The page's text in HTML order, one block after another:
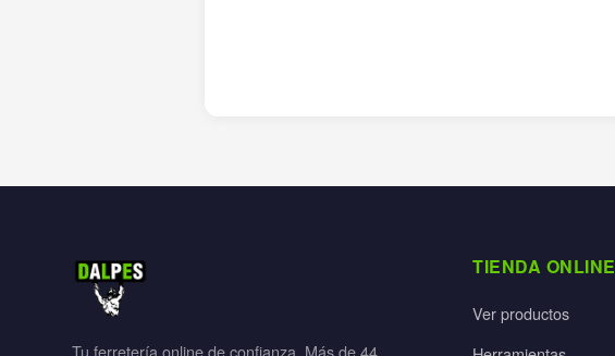
Tu ferretería online de confianza. Más de 44
TIENDA ONLINE
Ver productos